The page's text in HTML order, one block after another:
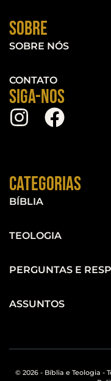
Sobre
SOBRE NÓS
CONTATO
Siga-nos
Categorias
BÍBLIA
TEOLOGIA
PERGUNTAS E
ASSUNTOS
© 2026 - Bíblia e Teologia -